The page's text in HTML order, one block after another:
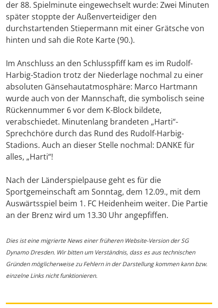
der 88. Spielminute eingewechselt wurde: Zwei Minuten
später stoppte der Außenverteidiger den
durchstartenden Stiepermann mit einer Grätsche von
hinten und sah die Rote Karte (90.).
Im Anschluss an den Schlusspfiff kam es im Rudolf-
Harbig-Stadion trotz der Niederlage nochmal zu einer
absoluten Gänsehautatmosphäre: Marco Hartmann
wurde auch von der Mannschaft, die symbolisch seine
Rückennummer 6 vor dem K-Block bildete,
verabschiedet. Minutenlang brandeten „Harti“-
Sprechchöre durch das Rund des Rudolf-Harbig-
Stadions. Auch an dieser Stelle nochmal: DANKE für
alles, „Harti“!
Nach der Länderspielpause geht es für die
Sportgemeinschaft am Sonntag, dem 12.09., mit dem
Auswärtsspiel beim 1. FC Heidenheim weiter. Die Partie
an der Brenz wird um 13.30 Uhr angepfiffen.
Dies ist eine migrierte News einer früheren Website-Version der SG
Dynamo Dresden. Wir bitten um Verständnis, dass es aus technischen
Gründen möglicherweise zu Fehlern in der Darstellung kommen kann bzw.
einzelne Links nicht funktionieren.